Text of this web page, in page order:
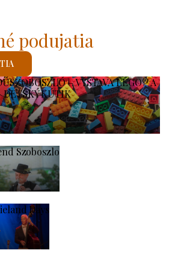
– VÝSTAVA LEGO® A
DETSKÝ KÚTIK
Szoboszlo
Days
podujatia